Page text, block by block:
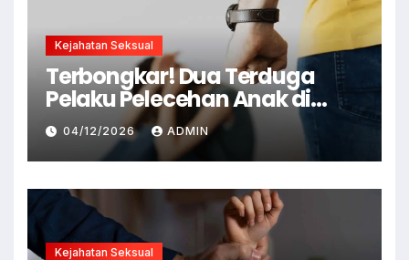
Kejahatan Seksual
Terbongkar! Dua Terduga
Pelaku Pelecehan Anak di
Cianjur Ditangkap Polisi
04/12/2026 ADMIN
Kejahatan Seksual